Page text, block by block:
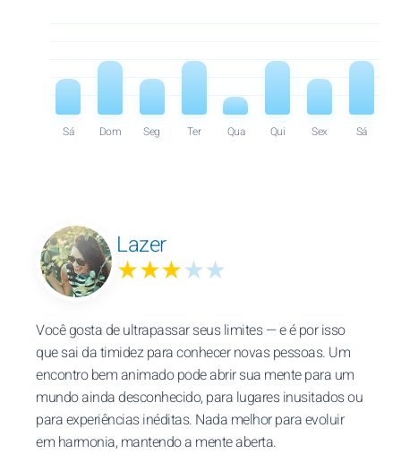
Sá Dom Seg Ter Qua Qui Sex Sá
Lazer
★★★★★
Você gosta de ultrapassar seus limites — e é por isso
que sai da timidez para conhecer novas pessoas. Um
encontro bem animado pode abrir sua mente para um
mundo ainda desconhecido, para lugares inusitados ou
para experiências inéditas. Nada melhor para evoluir
em harmonia, mantendo a mente aberta.